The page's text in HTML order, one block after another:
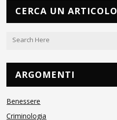
CERCA UN ARTICOLO
ARGOMENTI
Benessere
Criminologia